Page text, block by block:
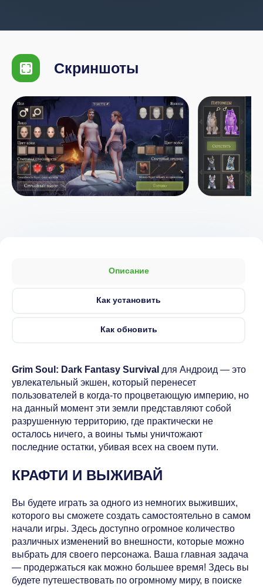
Скриншоты
Описание
Как установить
Как обновить
Grim Soul: Dark Fantasy Survival для Андроид — это
увлекательный экшен, который перенесет
пользователей в когда-то процветающую империю, но
на данный момент эти земли представляют собой
разрушенную территорию, где практически не
осталось ничего, а воины тьмы уничтожают
последние остатки, убивая всех на своем пути.
КРАФТИ И ВЫЖИВАЙ
Вы будете играть за одного из немногих выживших,
которого вы сможете создать самостоятельно в самом
начали игры. Здесь доступно огромное количество
различных изменений во внешности, которые можно
выбрать для своего персонажа. Ваша главная задача
— продержаться как можно большее время! Здесь вы
будете путешествовать по огромному миру, в поиске